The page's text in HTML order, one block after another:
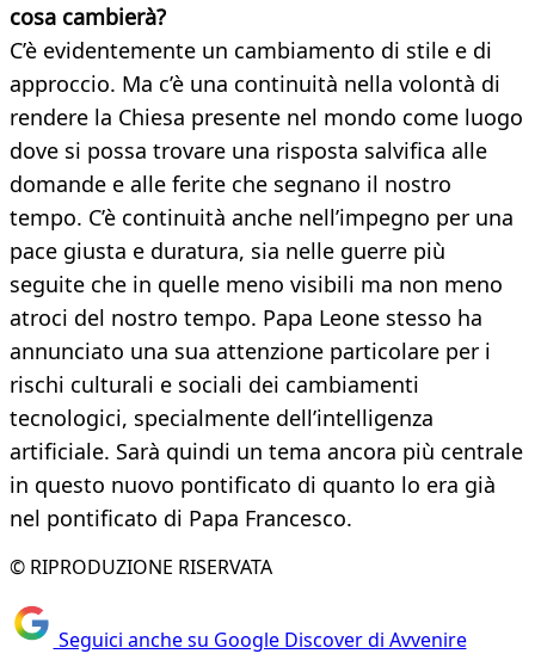
cosa cambierà?
C’è evidentemente un cambiamento di stile e di
approccio. Ma c’è una continuità nella volontà di
rendere la Chiesa presente nel mondo come luogo
dove si possa trovare una risposta salvifica alle
domande e alle ferite che segnano il nostro
tempo. C’è continuità anche nell’impegno per una
pace giusta e duratura, sia nelle guerre più
seguite che in quelle meno visibili ma non meno
atroci del nostro tempo. Papa Leone stesso ha
annunciato una sua attenzione particolare per i
rischi culturali e sociali dei cambiamenti
tecnologici, specialmente dell’intelligenza
artificiale. Sarà quindi un tema ancora più centrale
in questo nuovo pontificato di quanto lo era già
nel pontificato di Papa Francesco.
© RIPRODUZIONE RISERVATA
Seguici anche su Google Discover di Avvenire